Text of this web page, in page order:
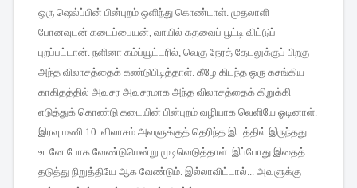
ஒரு ஷெல்ப்பின் பின்புறம் ஒளிந்து கொண்டாள். முதலாளி
போனவுடன் கடைப்பையன், வாயில் கதவைப் பூட்டி விட்டுப்
புறப்பட்டான். நளினா கம்ப்யூட்டரில், வெகு நேரத் தேடலுக்குப் பிறகு
அந்த விலாசத்தைக் கண்டுபிடித்தாள். கீழே கிடந்த ஒரு கசங்கிய
காகிதத்தில் அவசர அவசரமாக அந்த விலாசத்தைக் கிறுக்கி
எடுத்துக் கொண்டு கடையின் பின்புறம் வழியாக வெளியே ஓடினாள்.
இரவு மணி 10. விலாசம் அவளுக்குத் தெரிந்த இடத்தில் இருந்தது.
உடனே போக வேண்டுமென்று முடிவெடுத்தாள். இப்போது இதைத்
தடுத்து நிறுத்தியே ஆக வேண்டும். இல்லாவிட்டால்... அவளுக்கு